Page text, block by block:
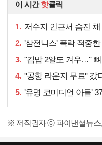
이 시간핫클릭
1. 저수지 인근서 숨진 채 발
2. '삼전닉스' 폭락 적중한 족
3. "김밥 2알도 겨우…" 뼈만
4. "공항 라운지 무료" 갔다가 '
5. '유명 코미디언 아들' 37세
※ 저작권자 ⓒ 파이낸셜뉴스,